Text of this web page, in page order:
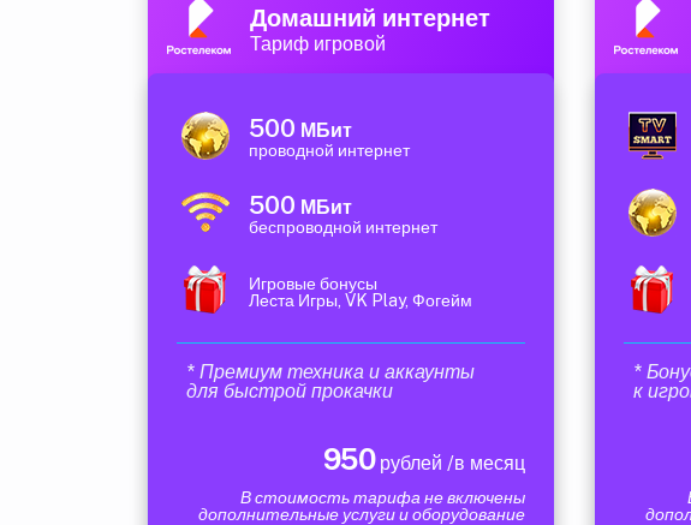
Домашний интернет
Тариф игровой
500 МБит
проводной интернет
500 МБит
беспроводной интернет
Игровые бонусы
Леста Игры, VK Play, Фогейм
* Премиум техника и аккаунты
для быстрой прокачки
950рублей /в месяц
В стоимость тарифа не включены
дополнительные услуги и оборудование
*
к